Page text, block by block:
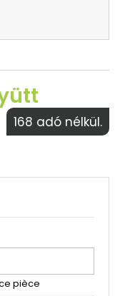
168 adó nélkül.
pièce